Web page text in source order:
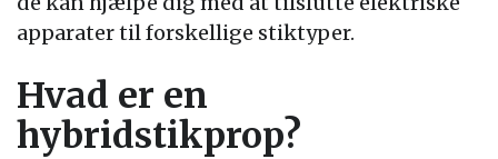
apparater til forskellige stiktyper.
Hvad er en
hybridstikprop?